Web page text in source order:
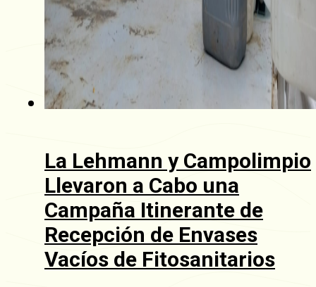
La Lehmann y Campolimpio
Llevaron a Cabo una
Campaña Itinerante de
Recepción de Envases
Vacíos de Fitosanitarios